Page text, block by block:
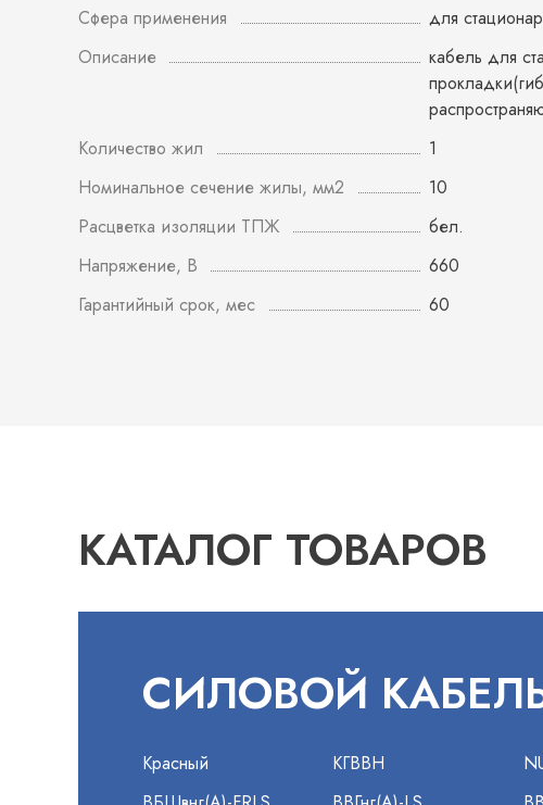
Сфера применения
для
Описание
кабель для
Количество жил
1
Номинальное сечение жилы, мм2
10
Расцветка изоляции ТПЖ
бел.
Напряжение, В
660
Гарантийный срок, мес
60
КАТАЛОГ ТОВАРОВ
СИЛОВОЙ
Красный КГВВН